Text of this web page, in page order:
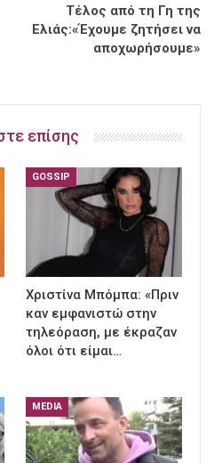
Τέλος από τη Γη της
Ελιάς:«Έχουμε ζητήσει να
αποχωρήσουμε»
επίσης
GOSSIP
Χριστίνα Μπόμπα: «Πριν
καν εμφανιστώ στην
τηλεόραση, με έκραζαν
όλοι ότι είμαι…
MEDIA